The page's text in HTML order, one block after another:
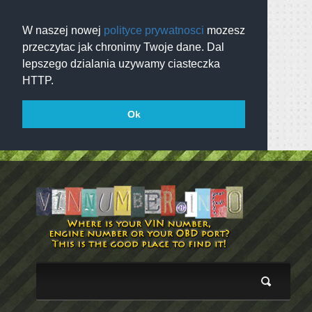
W naszej nowej polityce prywatnosci mozesz
przeczytac jak chronimy Twoje dane. Dal
lepszego dzialania uzywamy ciasteczka
HTTP.
Ok